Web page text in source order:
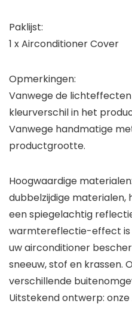
Paklijst:
1 x Airconditioner Cover
Opmerkingen:
Vanwege de
kleurverschil in het
Vanwege handmatige
productgrootte.
Hoogwaardige
dubbelzijdige materialen,
een spiegelachtig
warmtereflectie-effect is
uw airconditioner
sneeuw, stof en krassen.
verschillende
Uitstekend ontwerp: